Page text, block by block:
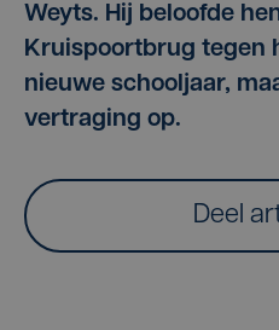
Weyts. Hij beloofde
Kruispoortbrug tegen
nieuwe schooljaar,
vertraging op.
Deel